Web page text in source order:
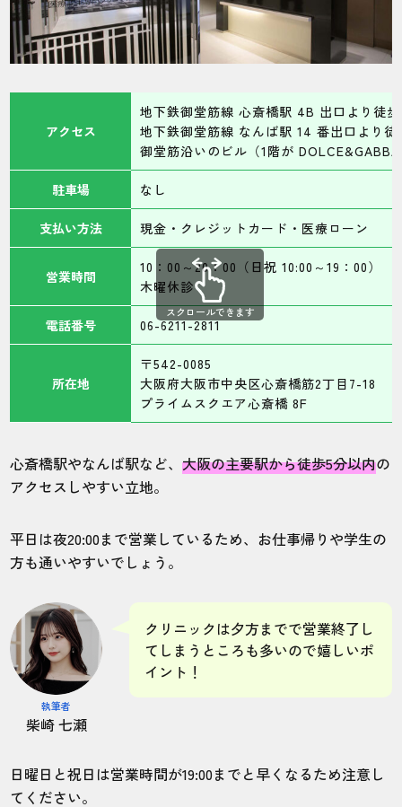
アクセス
地下鉄御堂筋線 心斎橋駅 4B 出口より徒
地下鉄御堂筋線 なんば駅 14 番出口より
御堂筋沿いのビル（1階が
駐車場 なし
支払い方法 現金・クレジットカード・医療ローン
営業時間
10：00～20：00（日祝 10:00～19：00）
木曜休診
電話番号 06-6211-2811
所在地
〒542-0085
大阪府大阪市中央区心斎橋筋2丁目7-18
プライムスクエア心斎橋 8F
スクロールできます
心斎橋駅やなんば駅など、大阪の主要駅から徒歩5分以内の
アクセスしやすい立地。
平日は夜20:00まで営業しているため、お仕事帰りや学生の
方も通いやすいでしょう。
執筆者
柴崎 七瀬
クリニックは夕方までで営業終了し
てしまうところも多いので嬉しいポ
イント！
日曜日と祝日は営業時間が19:00までと早くなるため注意し
てください。